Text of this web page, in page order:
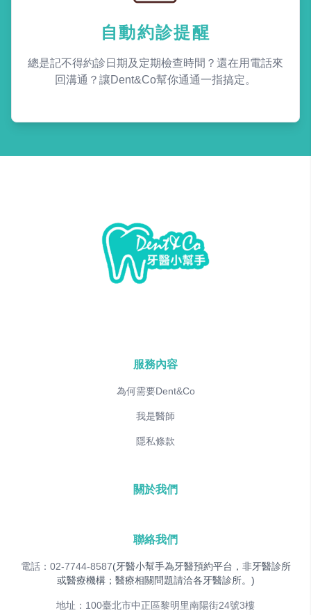
自動約診提醒
總是記不得約診日期及定期檢查時間？還在用電話來
回溝通？讓Dent&Co幫你通通一指搞定。
服務內容
為何需要Dent&Co
我是醫師
隱私條款
關於我們
聯絡我們
電話：02-7744-8587(牙醫小幫手為牙醫預約平台，非牙醫診所
或醫療機構；醫療相關問題請洽各牙醫診所。)
地址：100臺北市中正區黎明里南陽街24號3樓